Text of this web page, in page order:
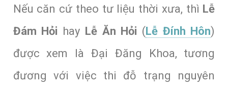
Nếu căn cứ theo tư liệu thời xưa, thì Lễ
Đám Hỏi hay Lễ Ăn Hỏi (Lễ Đính Hôn)
được xem là Đại Đăng Khoa, tương
đương với việc thi đỗ trạng nguyên